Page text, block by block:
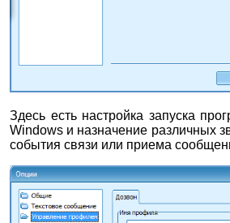
Здесь есть настройка запуска
Windows и назначение различных
события связи или приема